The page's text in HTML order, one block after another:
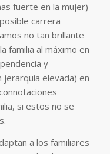
fuerte en la mujer)
carrera
no tan brillante
familia al máximo en
y
jerarquía elevada) en
si estos no se
a los familiares